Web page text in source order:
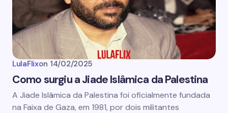
LulaFlixon 14/02/2025
Como surgiu a Jiade Islâmica da Palestina
A Jiade Islâmica da Palestina foi oficialmente fundada
na Faixa de Gaza, em 1981, por dois militantes